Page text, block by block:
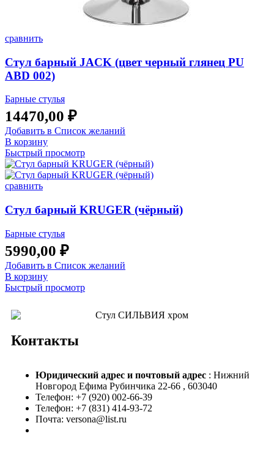
сравнить
Стул барный JACK (цвет черный глянец PU
ABD 002)
Барные стулья
14470,00 ₽
Добавить в Список желаний
В корзину
Быстрый просмотр
сравнить
Стул барный KRUGER (чёрный)
Барные стулья
5990,00 ₽
Добавить в Список желаний
В корзину
Быстрый просмотр
Контакты
Юридический адрес и почтовый адрес : Нижний
Новгород Ефима Рубинчика 22-66 , 603040
Телефон: +7 (920) 002-66-39
Телефон: +7 (831) 414-93-72
Почта: versona@list.ru